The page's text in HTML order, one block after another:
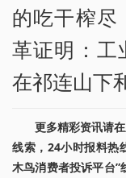
的吃干榨尽
革证明：工
在祁连山下
更多精彩资讯请
线索，24小时报料热
木鸟消费者投诉平台”